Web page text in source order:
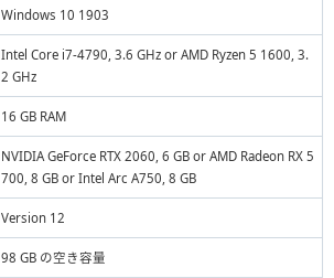
Windows 10 1903
Intel Core i7-4790, 3.6 GHz or AMD Ryzen 5 1600, 3.
2 GHz
16 GB RAM
NVIDIA GeForce RTX 2060, 6 GB or AMD Radeon RX 5
700, 8 GB or Intel Arc A750, 8 GB
Version 12
98 GB の空き容量